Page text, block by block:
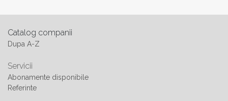
Catalog companii
Dupa A-Z
Servicii
Abonamente disponibile
Referinte